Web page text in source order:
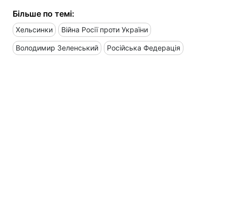
Більше по темі:
Хельсинки Війна Росії проти України
Володимир Зеленський Російська Федерація